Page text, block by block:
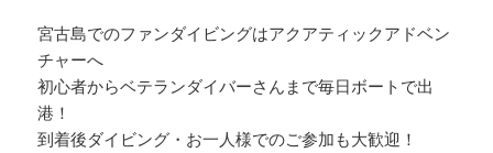
宮古島でのファンダイビングはアクアティックアドベン
チャーへ
初心者からベテランダイバーさんまで毎日ボートで出
港！
到着後ダイビング・お一人様でのご参加も大歓迎！